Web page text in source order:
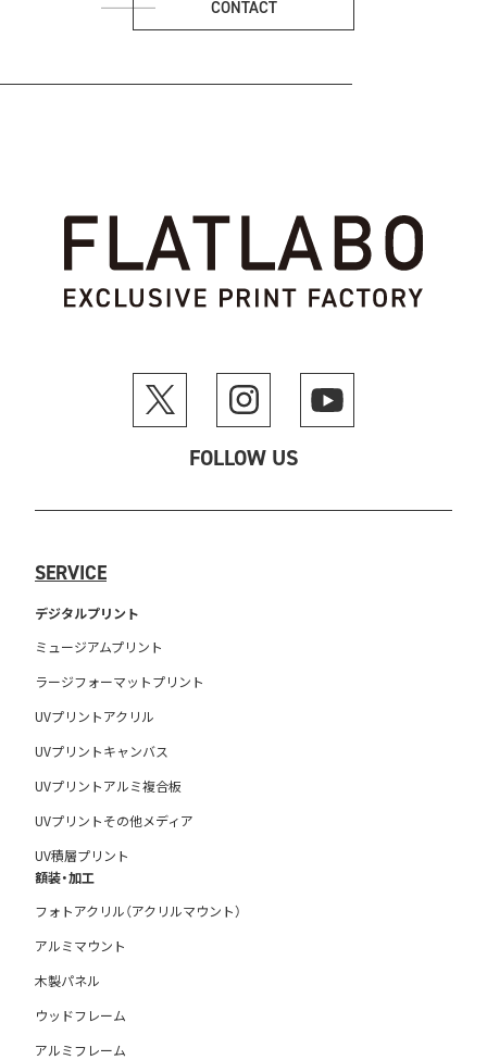
CONTACT
FOLLOW US
SERVICE
デジタルプリント
ミュージアムプリント
ラージフォーマットプリント
UVプリントアクリル
UVプリントキャンバス
UVプリントアルミ複合板
UVプリントその他メディア
UV積層プリント
額装・加工
フォトアクリル（アクリルマウント）
アルミマウント
木製パネル
ウッドフレーム
アルミフレーム